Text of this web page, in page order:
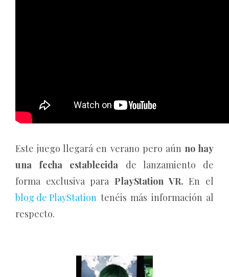
Este juego llegará en verano pero aún no hay
una fecha establecida de lanzamiento de
forma exclusiva para PlayStation VR.En el
blog de PlayStation tenéis más información al
respecto.